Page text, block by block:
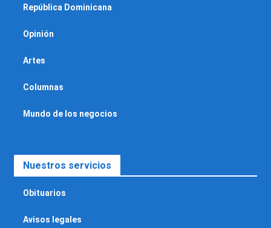
República Dominicana
Opinión
Artes
Columnas
Mundo de los negocios
Nuestros servicios
Obituarios
Avisos legales